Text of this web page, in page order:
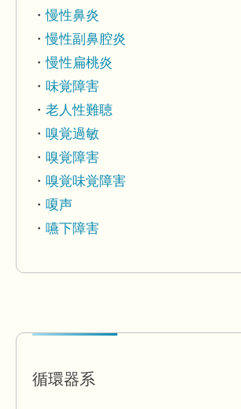
慢性鼻炎
慢性副鼻腔炎
慢性扁桃炎
味覚障害
老人性難聴
嗅覚過敏
嗅覚障害
嗅覚味覚障害
嗄声
嚥下障害
循環器系